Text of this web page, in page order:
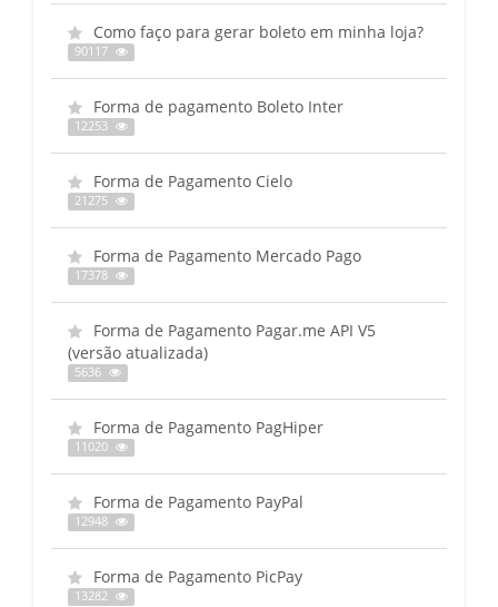
Como faço para gerar boleto em minha loja?
90117
Forma de pagamento Boleto Inter
12253
Forma de Pagamento Cielo
21275
Forma de Pagamento Mercado Pago
17378
Forma de Pagamento Pagar.me API V5
(versão atualizada)
5636
Forma de Pagamento PagHiper
11020
Forma de Pagamento PayPal
12948
Forma de Pagamento PicPay
13282